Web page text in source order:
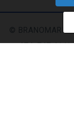
©
674, 747 41